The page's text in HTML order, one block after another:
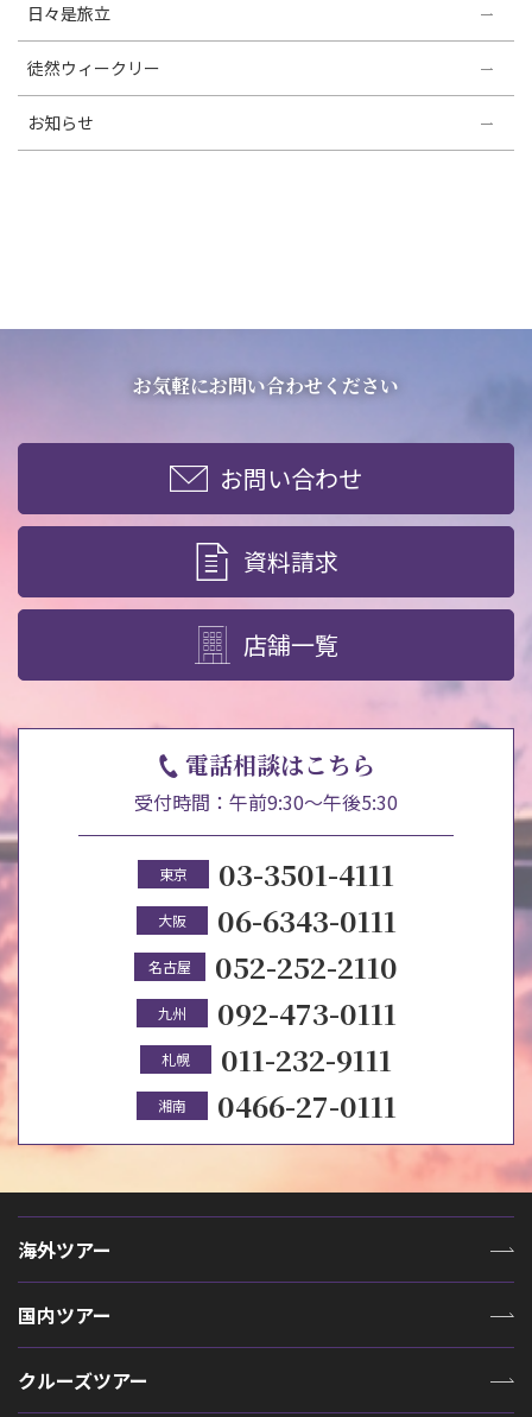
日々是旅立
徒然ウィークリー
お知らせ
お気軽にお問い合わせください
お問い合わせ
資料請求
店舗一覧
電話相談はこちら
受付時間：午前9:30～午後5:30
東京 03-3501-4111
大阪 06-6343-0111
名古屋 052-252-2110
九州 092-473-0111
札幌 011-232-9111
湘南 0466-27-0111
海外ツアー
国内ツアー
クルーズツアー